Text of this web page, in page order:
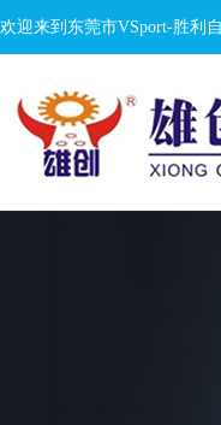
欢迎来到东莞市VSport-胜利